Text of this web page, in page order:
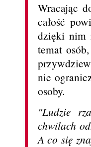
Wracając
całość
dzięki nim
temat
nie
osoby.
"Ludzie
chwilach
A co się